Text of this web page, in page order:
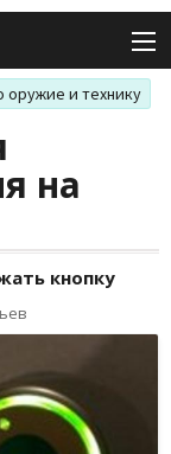
оружие и технику
на
кнопку